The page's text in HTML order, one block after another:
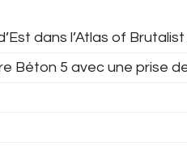
dans l’Atlas of
Béton 5 avec une prise